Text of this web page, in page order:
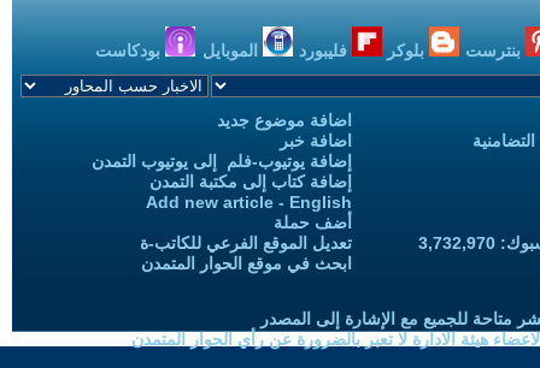
بنترست بلوكر فليبورد الموبايل بودكاست
اضافة موضوع جديد
اضافة خبر
إضافة يوتيوب-فلم إلى يوتيوب التمدن
إضافة كتاب إلى مكتبة التمدن
Add new article - English
أضف حملة
تعديل الموقع الفرعي للكاتب-ة
ابحث في موقع الحوار المتمدن
متاحة للجميع مع الإشارة إلى المصدر
هيئة الادارة لا تعبر بالضرورة عن رأي الحوار المتمدن